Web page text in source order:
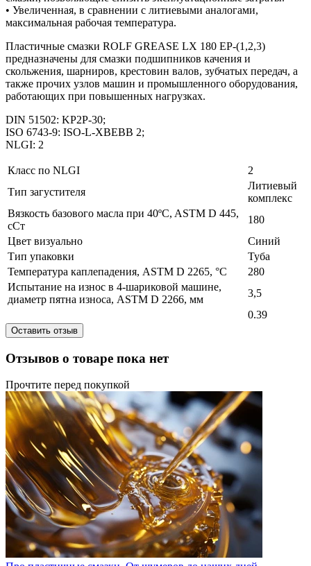
• Увеличенная, в сравнении с литиевыми аналогами,
максимальная рабочая температура.
Пластичные смазки ROLF GREASE LX 180 EP-(1,2,3)
предназначены для смазки подшипников качения и
скольжения, шарниров, крестовин валов, зубчатых передач, а
также прочих узлов машин и промышленного оборудования,
работающих при повышенных нагрузках.
DIN 51502: KP2P-30;
ISO 6743-9: ISO-L-XBEBB 2;
NLGI: 2
Класс по NLGI
2
Тип загустителя
Литиевый
комплекс
Вязкость базового масла при 40ºC, ASTM D 445,
сСт
180
Цвет визуально
Синий
Тип упаковки
Туба
Температура каплепадения, ASTM D 2265, °С
280
Испытание на износ в 4-шариковой машине,
диаметр пятна износа, ASTM D 2266, мм
3,5
0.39
Оставить отзыв
Отзывов о товаре пока нет
Прочтите перед покупкой